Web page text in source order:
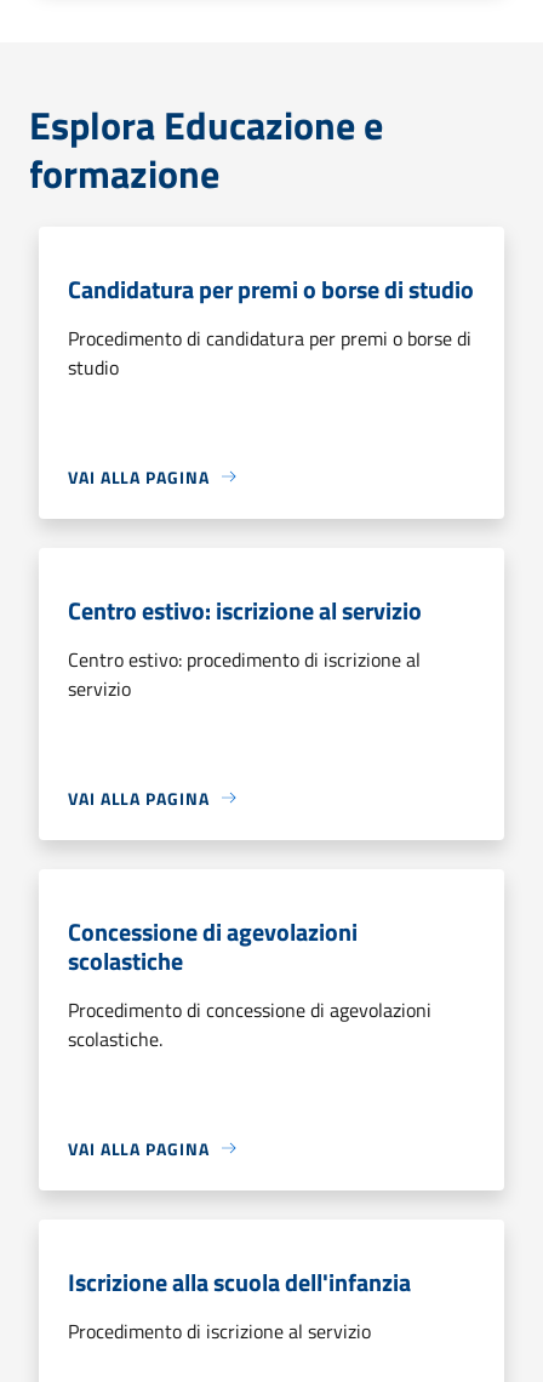
Esplora Educazione e
formazione
Candidatura per premi o borse di studio
Procedimento di candidatura per premi o borse di
studio
VAI ALLA PAGINA
Centro estivo: iscrizione al servizio
Centro estivo: procedimento di iscrizione al
servizio
VAI ALLA PAGINA
Concessione di agevolazioni
scolastiche
Procedimento di concessione di agevolazioni
scolastiche.
VAI ALLA PAGINA
Iscrizione alla scuola dell'infanzia
Procedimento di iscrizione al servizio